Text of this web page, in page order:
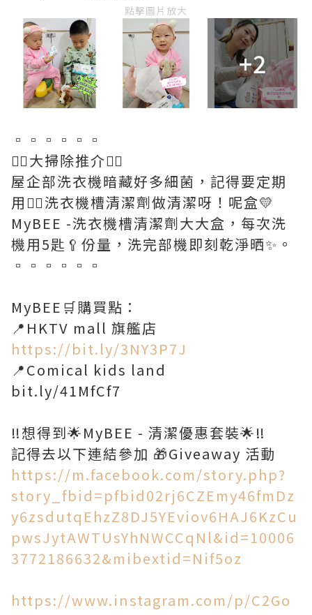
點擊圖片放大
+2
▫️▫️▫️▫️▫️▫️
💁‍♀️大掃除推介💁‍♀️
屋企部洗衣機暗藏好多細菌，記得要定期
用💁‍♀️洗衣機槽清潔劑做清潔呀！呢盒💛
MyBEE -洗衣機槽清潔劑大大盒，每次洗
機用5匙🥄份量，洗完部機即刻乾淨晒✨️。
▫️▫️▫️▫️▫️▫️
MyBEE🛒購買點：
📍HKTV mall 旗艦店
https://bit.ly/3NY3P7J
📍Comical kids land
bit.ly/41MfCf7
‼️想得到🌟MyBEE - 清潔優惠套裝🌟‼️
記得去以下連結參加 🎁Giveaway 活動
https://m.facebook.com/story.php?
story_fbid=pfbid02rj6CZEmy46fmDz
y6zsdutqEhzZ8DJ5YEviov6HAJ6KzCu
pwsJytAWTUsYhNWCCqNl&id=10006
3772186632&mibextid=Nif5oz
https://www.instagram.com/p/C2Go